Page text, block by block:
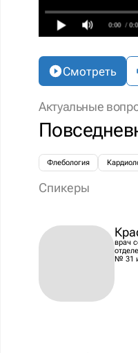
0:00 /
Смотреть
Актуальные
Флебология
Спикеры
врач
№ 31